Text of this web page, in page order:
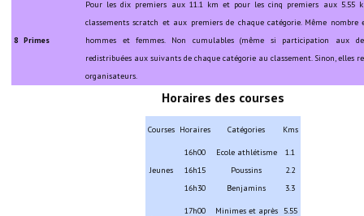
Projets et travaux en cours
Procès verbaux des conseils municipaux
Communication
Le bulletin municipal : Fressinfo & Le Fressinois
Le village dans l'intercommunalité
8 Primes
Pour les dix premiers aux 11.1 km et pour les cinq premiers aux 5.55
classements scratch et aux premiers de chaque catégorie. Même
hommes et femmes. Non cumulables (même si participation aux
redistribuées aux suivants de chaque catégorie au classement. Sinon, elles
organisateurs.
Horaires des courses
Courses Horaires Catégories Kms
Jeunes
16h00
16h15
16h30
Ecole athlétisme
Poussins
Benjamins
1.1
2.2
3.3
17h00
Minimes et après 5.55